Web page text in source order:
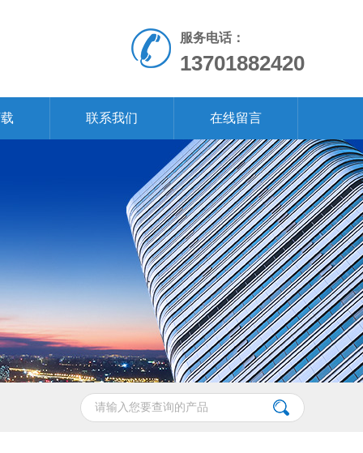
服务电话：
13701882420
联系我们 在线留言